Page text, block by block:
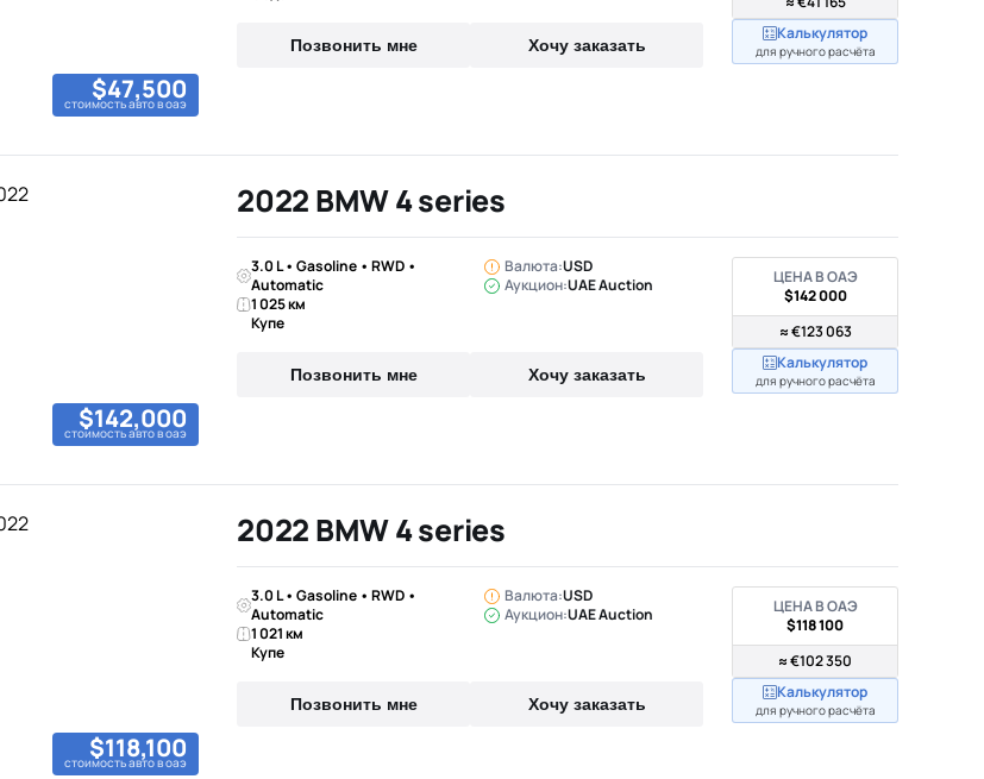
$47,500
стоимость авто в оаэ
Позвонить мне Хочу заказать
Калькулятор
для ручного расчёта
$142,000
стоимость авто в оаэ
2022 BMW 4 series
3.0 L • Gasoline • RWD •
Automatic
1 025 км
Купе
Валюта:USD
Аукцион:UAE Auction
Позвонить мне Хочу заказать
ЦЕНА В ОАЭ
$142 000
≈ €123 063
Калькулятор
для ручного расчёта
$118,100
стоимость авто в оаэ
2022 BMW 4 series
3.0 L • Gasoline • RWD •
Automatic
1 021 км
Купе
Валюта:USD
Аукцион:UAE Auction
Позвонить мне Хочу заказать
ЦЕНА В ОАЭ
$118 100
≈ €102 350
Калькулятор
для ручного расчёта